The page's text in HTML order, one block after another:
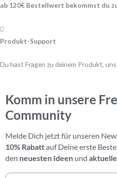
ab 120€ Bestellwert bekommst du
Produkt-Support
Du hast Fragen zu deinem Produkt,
Komm in unsere
Community
Melde Dich jetzt für unseren
10% Rabattauf Deine erste
den neuesten Ideen und